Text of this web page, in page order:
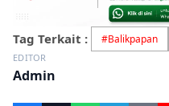
Tag Terkait : #Balikpapan
EDITOR
Admin